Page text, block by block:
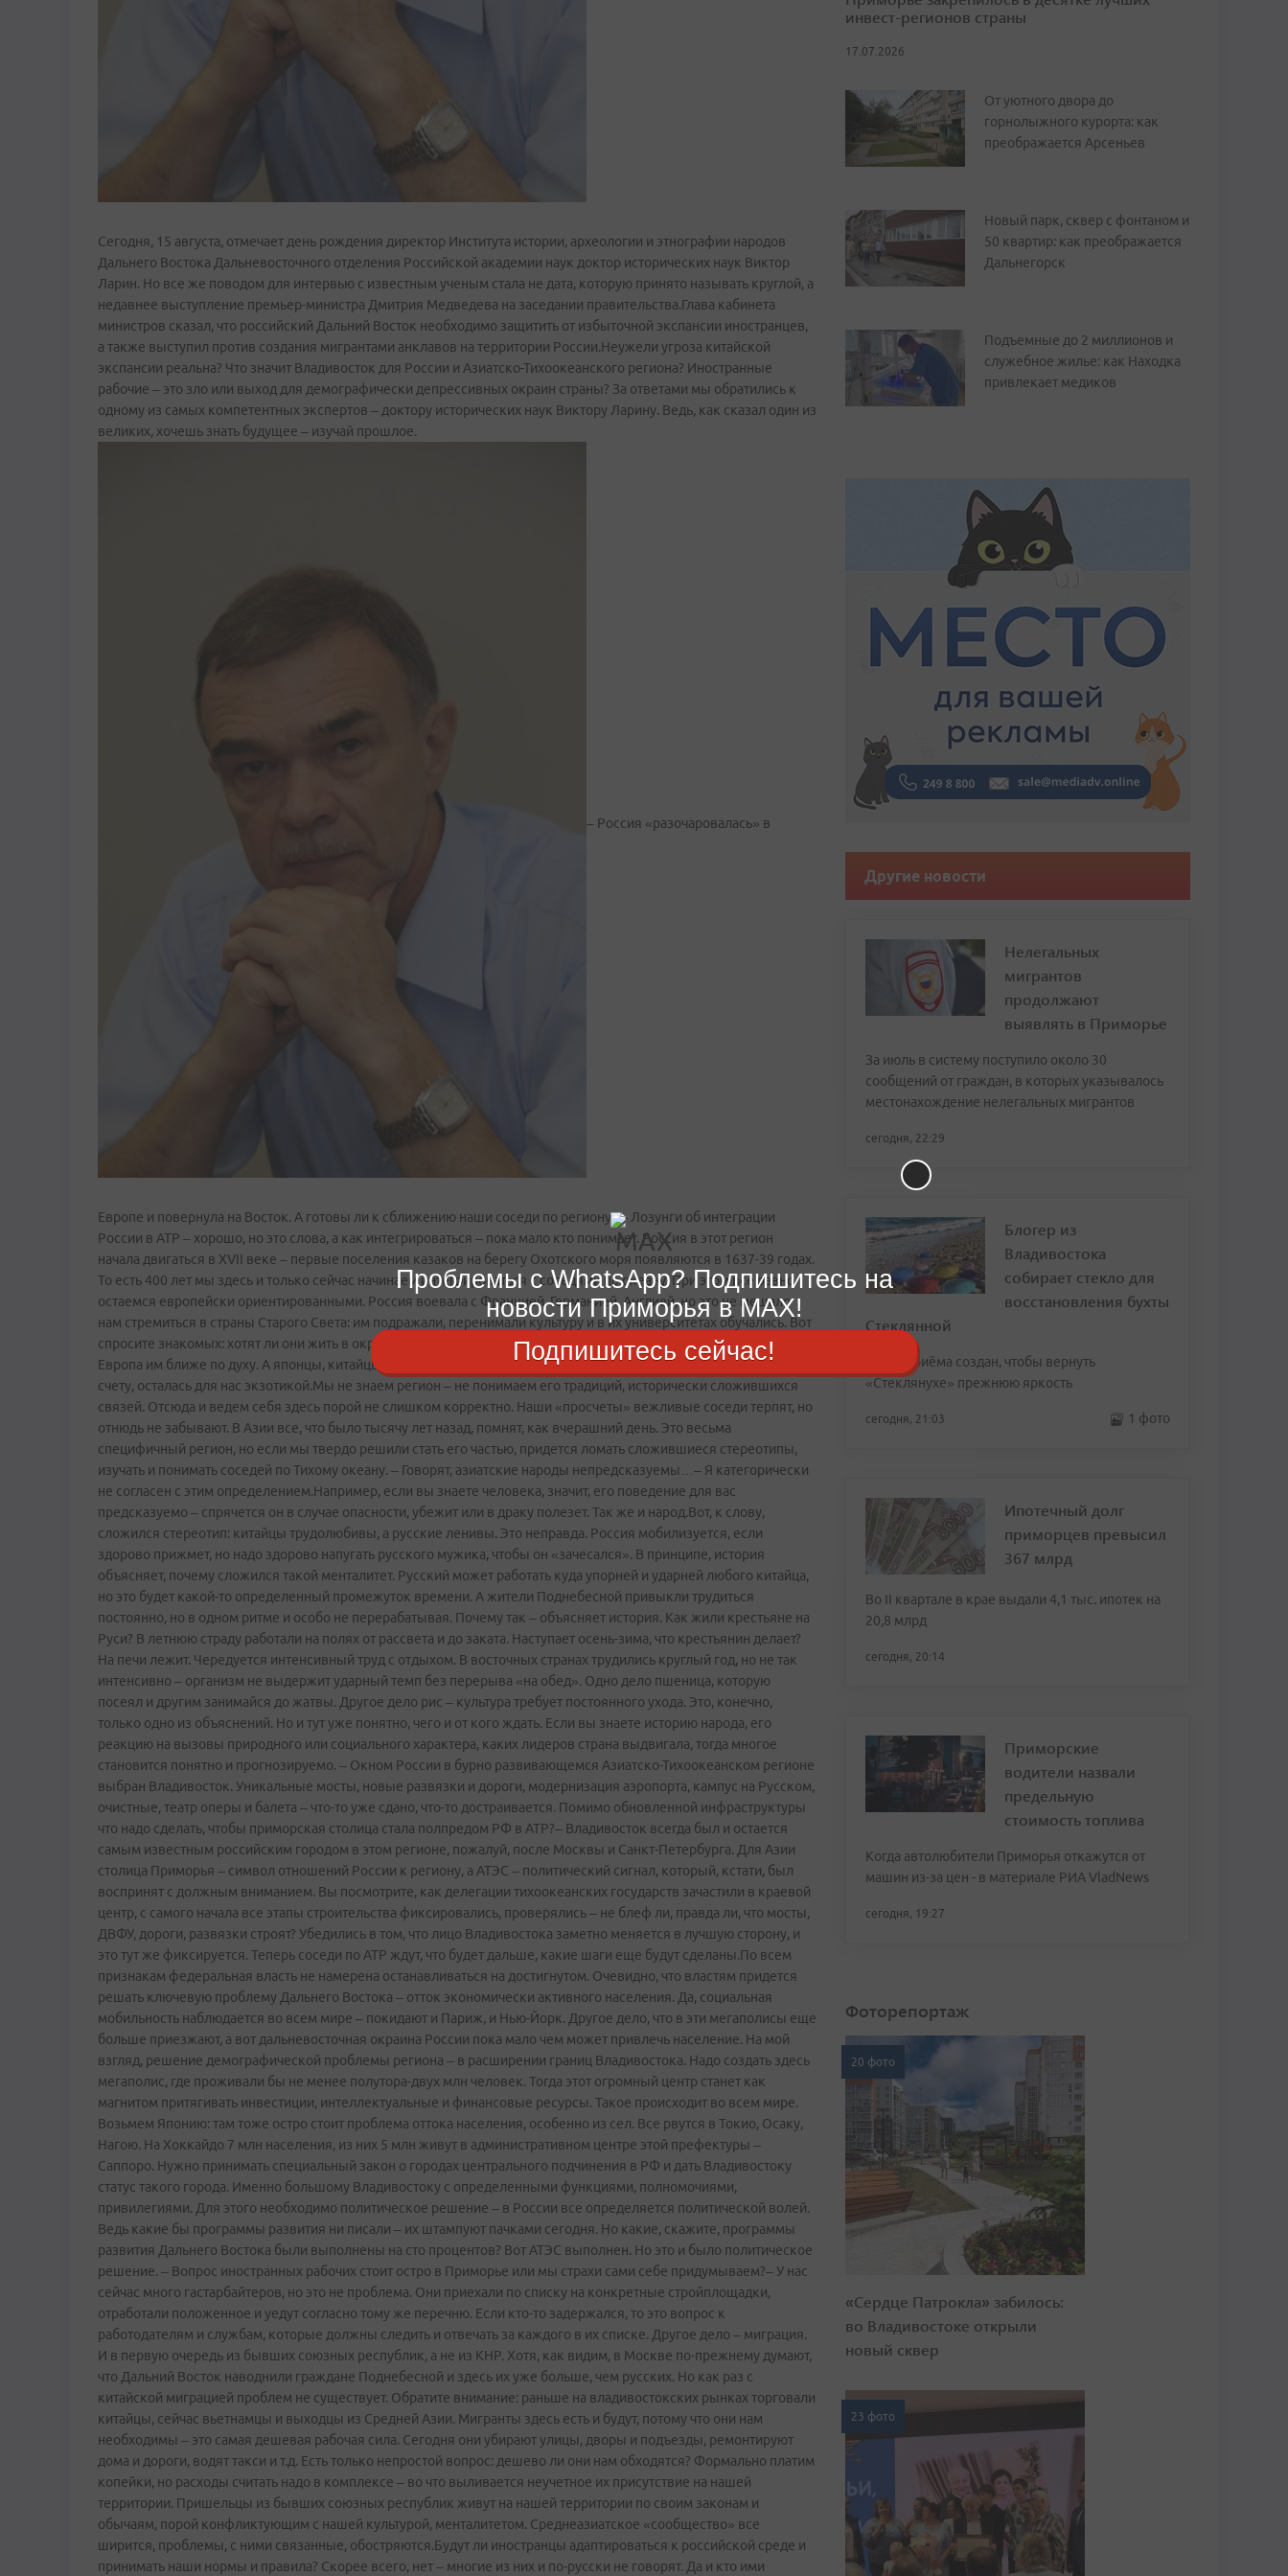
Сегодня, 15 августа, отмечает день рождения директор Института истории, археологии и этнографии народов
Дальнего Востока Дальневосточного отделения Российской академии наук доктор исторических наук Виктор
Ларин. Но все же поводом для интервью с известным ученым стала не дата, которую принято называть круглой, а
недавнее выступление премьер-министра Дмитрия Медведева на заседании правительства.Глава кабинета
министров сказал, что российский Дальний Восток необходимо защитить от избыточной экспансии иностранцев,
а также выступил против создания мигрантами анклавов на территории России.Неужели угроза китайской
экспансии реальна? Что значит Владивосток для России и Азиатско­-Тихоокеанского региона? Иностранные
рабочие – это зло или выход для демографически депрессивных окраин страны? За ответами мы обратились к
одному из самых компетентных экспертов – доктору исторических наук Виктору Ларину. Ведь, как сказал один из
великих, хочешь знать будущее – изучай прошлое.
– Россия «разочаровалась» в
Европе и повернула на Восток. А готовы ли к сближению наши соседи по региону? – Лозунги об интеграции
России в АТР – хорошо, но это слова, а как интегрироваться – пока мало кто понимает. Россия в этот регион
начала двигаться в XVII веке – первые поселения казаков на берегу Охотского моря появляются в 1637-39 годах.
То есть 400 лет мы здесь и только сейчас начинаем интегрироваться с соседями по океану. При этом все равно
остаемся европейски ориентированными. Россия воевала с Францией, Германией, Англией, но это не мешало
нам стремиться в страны Старого Света: им подражали, перенимали культуру и в их университетах обучались. Вот
спросите знакомых: хотят ли они жить в окружении китайцев? Подавляющее большинство ответит отрицательно.
Европа им ближе по духу. А японцы, китайцы, корейцы многим россиянам просто непонятны. Азия, по большому
счету, осталась для нас экзотикой.Мы не знаем регион – не понимаем его традиций, исторически сложившихся
связей. Отсюда и ведем себя здесь порой не слишком корректно. Наши «просчеты» вежливые соседи терпят, но
отнюдь не забывают. В Азии все, что было тысячу лет назад, помнят, как вчерашний день. Это весьма
специфичный регион, но если мы твердо решили стать его частью, придется ломать сложившиеся стереотипы,
изучать и понимать соседей по Тихому океану. – Говорят, азиатские народы непредсказуемы…– Я категорически
не согласен с этим определением.Например, если вы знаете человека, значит, его поведение для вас
предсказуемо – спрячется он в случае опасности, убежит или в драку полезет. Так же и народ.Вот, к слову,
сложился стереотип: китайцы трудолюбивы, а русские ленивы. Это неправда. Россия мобилизуется, если
здорово прижмет, но надо здорово напугать русского мужика, чтобы он «зачесался». В принципе, история
объясняет, почему сложился такой менталитет. Русский может работать куда упорней и ударней любого китайца,
но это будет какой-­то определенный промежуток времени. А жители Поднебесной привыкли трудиться
постоянно, но в одном ритме и особо не перерабатывая. Почему так – объясняет история. Как жили крестьяне на
Руси? В летнюю страду работали на полях от рассвета и до заката. Наступает осень­-зима, что крестьянин делает?
На печи лежит. Чередуется интенсивный труд с отдыхом. В восточных странах трудились круглый год, но не так
интенсивно – организм не выдержит ударный темп без перерыва «на обед». Одно дело пшеница, которую
посеял и другим занимайся до жатвы. Другое дело рис – культура требует постоянного ухода. Это, конечно,
только одно из объяснений. Но и тут уже понятно, чего и от кого ждать. Если вы знаете историю народа, его
реакцию на вызовы природного или социального характера, каких лидеров страна выдвигала, тогда многое
становится понятно и прогнозируемо. – Окном России в бурно развивающемся Азиатско­-Тихоокеанском регионе
выбран Владивосток. Уникальные мосты, новые развязки и дороги, модернизация аэропорта, кампус на Русском,
очистные, театр оперы и балета – что­-то уже сдано, что­-то достраивается. Помимо обновленной инфраструктуры
что надо сделать, чтобы приморская столица стала полпредом РФ в АТР?– Владивосток всегда был и остается
самым известным российским городом в этом регионе, пожалуй, после Москвы и Санкт-Петербурга. Для Азии
столица Приморья – символ отношений России к региону, а АТЭС – политический сигнал, который, кстати, был
воспринят с должным вниманием. Вы посмотрите, как делегации тихоокеанских государств зачастили в краевой
центр, с самого начала все этапы строительства фиксировались, проверялись – не блеф ли, правда ли, что мосты,
ДВФУ, дороги, развязки строят? Убедились в том, что лицо Владивостока заметно меняется в лучшую сторону, и
это тут же фиксируется. Теперь соседи по АТР ждут, что будет дальше, какие шаги еще будут сделаны.По всем
признакам федеральная власть не намерена останавливаться на достигнутом. Очевидно, что властям придется
решать ключевую проблему Дальнего Востока – отток экономически активного населения. Да, социальная
мобильность наблюдается во всем мире – покидают и Париж, и Нью-Йорк. Другое дело, что в эти мегаполисы еще
больше приезжают, а вот дальневосточная окраина России пока мало чем может привлечь население. На мой
взгляд, решение демографической проблемы региона – в расширении границ Владивостока. Надо создать здесь
мегаполис, где проживали бы не менее полутора-двух млн человек. Тогда этот огромный центр станет как
магнитом притягивать инвестиции, интеллектуальные и финансовые ресурсы. Такое происходит во всем мире.
Возьмем Японию: там тоже остро стоит проблема оттока населения, особенно из сел. Все рвутся в Токио, Осаку,
Нагою. На Хоккайдо 7 млн населения, из них 5 млн живут в административном центре этой префектуры –
Саппоро. Нужно принимать специальный закон о городах центрального подчинения в РФ и дать Владивостоку
статус такого города. Именно большому Владивостоку с определенными функциями, полномочиями,
привилегиями. Для этого необходимо политическое решение – в России все определяется политической волей.
Ведь какие бы программы развития ни писали – их штампуют пачками сегодня. Но какие, скажите, программы
развития Дальнего Востока были выполнены на сто процентов? Вот АТЭС выполнен. Но это и было политическое
решение. – Вопрос иностранных рабочих стоит остро в Приморье или мы страхи сами себе придумываем?– У нас
сейчас много гастарбайтеров, но это не проблема. Они приехали по списку на конкретные стройплощадки,
отработали положенное и уедут согласно тому же перечню. Если кто-­то задержался, то это вопрос к
работодателям и службам, которые должны следить и отвечать за каждого в их списке. Другое дело – миграция.
И в первую очередь из бывших союзных республик, а не из КНР. Хотя, как видим, в Москве по-прежнему думают,
что Дальний Восток наводнили граждане Поднебесной и здесь их уже больше, чем русских. Но как раз с
китайской миграцией проблем не существует. Обратите внимание: раньше на владивостокских рынках торговали
китайцы, сейчас вьетнамцы и выходцы из Средней Азии. Мигранты здесь есть и будут, потому что они нам
необходимы – это самая дешевая рабочая сила. Сегодня они убирают улицы, дворы и подъезды, ремонтируют
дома и дороги, водят такси и т.д. Есть только непростой вопрос: дешево ли они нам обходятся? Формально платим
копейки, но расходы считать надо в комплексе – во что выливается неучетное их присутствие на нашей
территории. Пришельцы из бывших союзных республик живут на нашей территории по своим законам и
обычаям, порой конфликтующим с нашей культурой, менталитетом. Среднеазиатское «сообщество» все
ширится, проблемы, с ними связанные, обостряются.Будут ли иностранцы адаптироваться к российской среде и
принимать наши нормы и правила? Скорее всего, нет – многие из них и по-русски не говорят. Да и кто ими
инвест-регионов страны
17.07.2026
От уютного двора до
горнолыжного курорта: как
преображается Арсеньев
Новый парк, сквер с фонтаном и
50 квартир: как преображается
Дальнегорск
Подъемные до 2 миллионов и
служебное жилье: как Находка
привлекает медиков
Другие новости
Нелегальных
мигрантов
продолжают
выявлять в Приморье
За июль в систему поступило около 30
сообщений от граждан, в которых указывалось
местонахождение нелегальных мигрантов
сегодня, 22:29
Блогер из
Владивостока
собирает стекло для
восстановления бухты
Стеклянной
Пункт приёма создан, чтобы вернуть
«Стеклянухе» прежнюю яркость
сегодня, 21:03 1 фото
Ипотечный долг
приморцев превысил
367 млрд
Во II квартале в крае выдали 4,1 тыс. ипотек на
20,8 млрд
сегодня, 20:14
Приморские
водители назвали
предельную
стоимость топлива
Когда автолюбители Приморья откажутся от
машин из-за цен - в материале РИА VladNews
сегодня, 19:27
Фоторепортаж
20 фото
«Сердце Патрокла» забилось:
во Владивостоке открыли
новый сквер
23 фото
Проблемы с WhatsApp? Подпишитесь на
новости Приморья в MAX!
Подпишитесь сейчас!